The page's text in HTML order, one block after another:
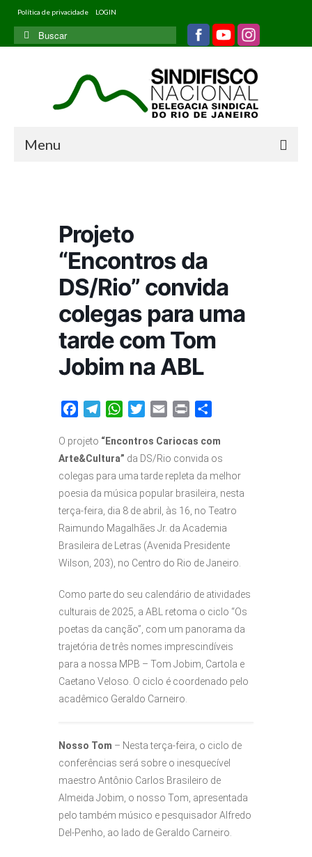
Política de privacidade LOGIN
Buscar
por:
Menu
Informativos
Jurídico
Fale conosco
Projeto
“Encontros da
DS/Rio” convida
colegas para uma
tarde com Tom
Jobim na ABL
FacebookTelegramWhatsApp
TwitterEmail Print
O projeto “Encontros Cariocas com
Arte&Cultura” da DS/Rio convida os
colegas para uma tarde repleta da melhor
poesia da música popular brasileira, nesta
terça-feira, dia 8 de abril, às 16, no Teatro
Raimundo Magalhães Jr. da Academia
Brasileira de Letras (Avenida Presidente
Wilson, 203), no Centro do Rio de Janeiro.
Como parte do seu calendário de atividades
culturais de 2025, a ABL retoma o ciclo “Os
poetas da canção”, com um panorama da
trajetória de três nomes imprescindíveis
para a nossa MPB – Tom Jobim, Cartola e
Caetano Veloso. O ciclo é coordenado pelo
acadêmico Geraldo Carneiro.
Nosso Tom – Nesta terça-feira, o ciclo de
conferências será sobre o inesquecível
maestro Antônio Carlos Brasileiro de
Almeida Jobim, o nosso Tom, apresentada
pelo também músico e pesquisador Alfredo
Del-Penho, ao lado de Geraldo Carneiro.